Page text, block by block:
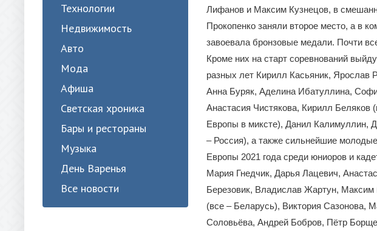
Технологии
Недвижимость
Авто
Мода
Афиша
Светская хроника
Бары и рестораны
Музыка
День Варенья
Все новости
Лифанов и Максим Кузнецов, в
Прокопенко заняли второе место, а в
завоевала бронзовые медали. Почти
Кроме них на старт соревнований
разных лет Кирилл Касьяник,
Анна Буряк, Аделина Ибатуллина,
Анастасия Чистякова, Кирилл Беляков
Европы в миксте), Данил Калимуллин,
– Россия), а также сильнейшие
Европы 2021 года среди юниоров и
Мария Гнедчик, Дарья Лацевич,
Березовик, Владислав Жартун,
(все – Беларусь), Виктория Сазонова,
Соловьёва, Андрей Бобров, Пётр